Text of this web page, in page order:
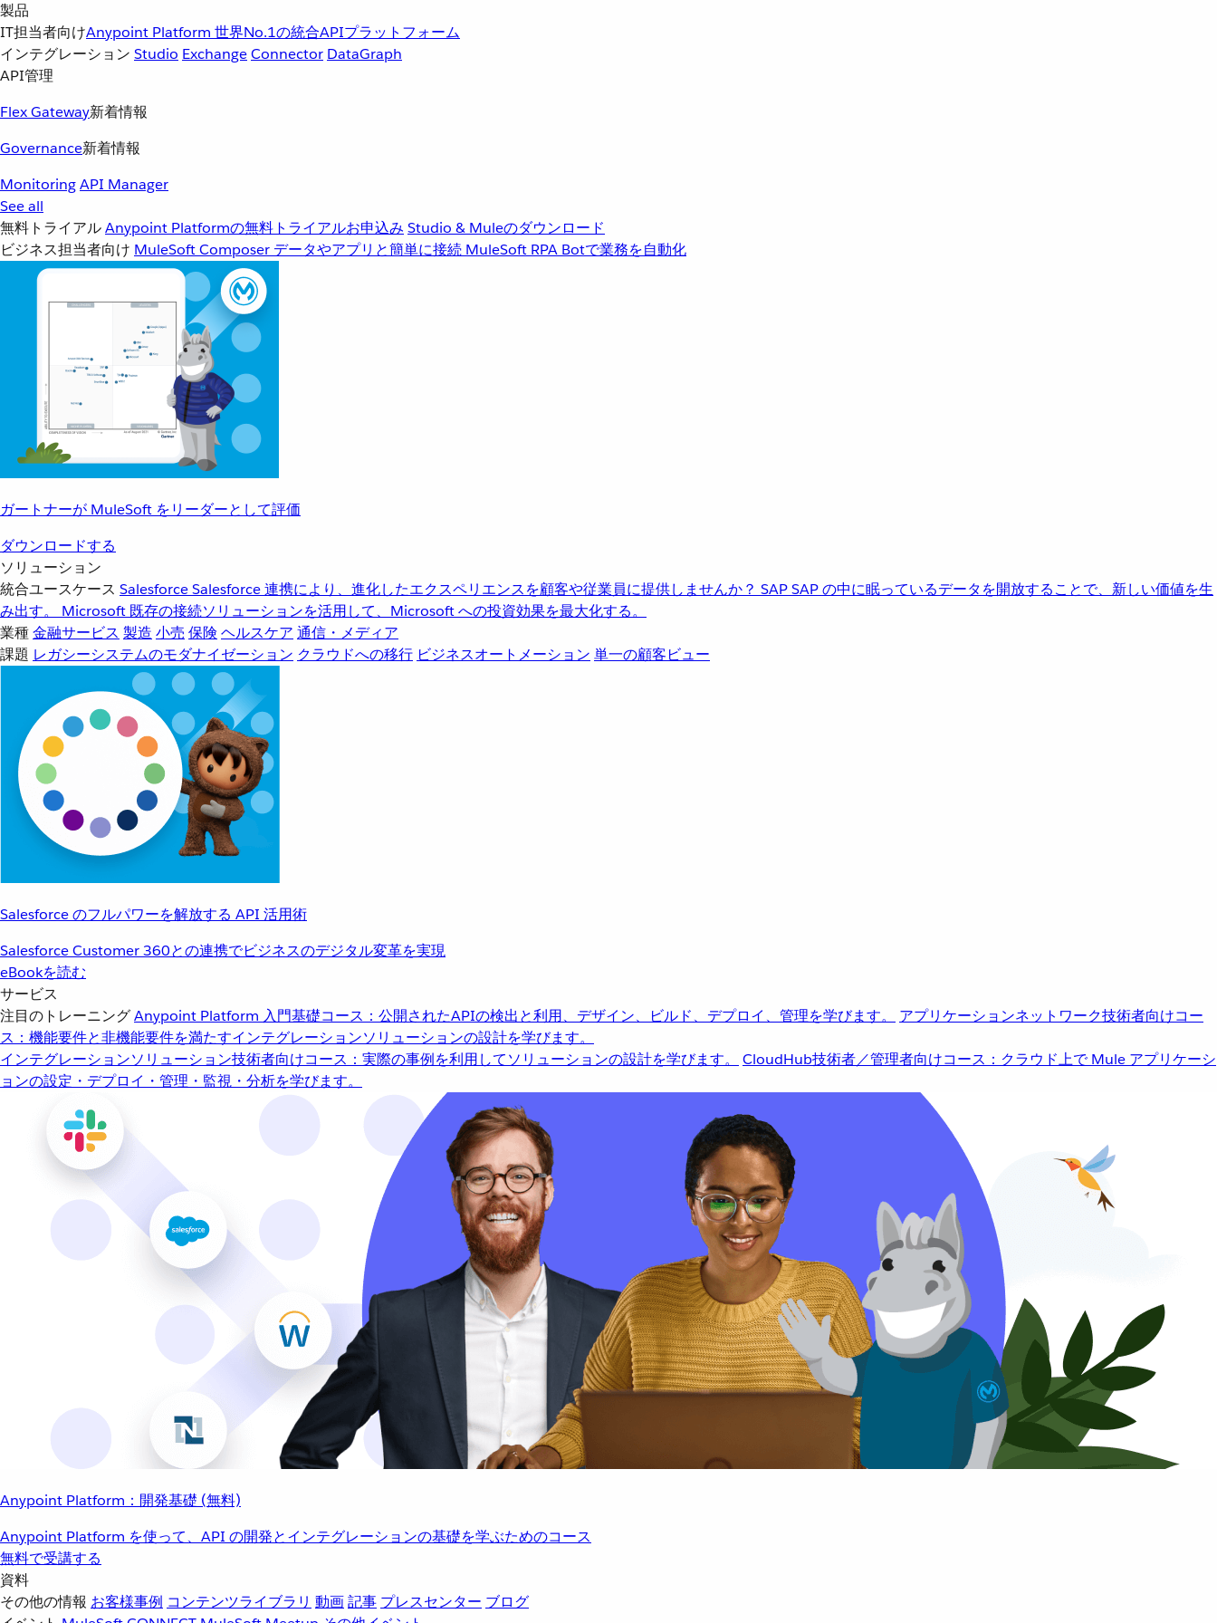
製品
IT担当者向けAnypoint Platform 世界No.1の統合APIプラットフォーム
インテグレーション Studio ExchangeConnector DataGraph
API管理
Flex Gateway新着情報
Governance新着情報
MonitoringAPI Manager
See all
無料トライアルAnypoint Platformの無料トライアルお申込み Studio & Muleのダウンロード
ビジネス担当者向け MuleSoft Composer データやアプリと簡単に接続 MuleSoft RPA Botで業務を自動化
ガートナーが MuleSoft をリーダーとして評価
ダウンロードする
ソリューション
統合ユースケース SalesforceSalesforce 連携により、進化したエクスペリエンスを顧客や従業員に提供しませんか？ SAPSAP の中に眠っているデータを開放することで、新しい価値を生
み出す。
Microsoft 既存の接続ソリューションを活用して、Microsoft への投資効果を最大化する。
業種金融サービス 製造 小売 保険 ヘルスケア 通信・メディア
課題 レガシーシステムのモダナイゼーション クラウドへの移行 ビジネスオートメーション 単一の顧客ビュー
Salesforce のフルパワーを解放する API 活用術
Salesforce Customer 360との連携でビジネスのデジタル変革を実現
eBookを読む
サービス
注目のトレーニングAnypoint Platform 入門基礎コース：公開されたAPIの検出と利用、デザイン、ビルド、デプロイ、管理を学びます。 アプリケーションネットワーク技術者向けコー
ス：機能要件と非機能要件を満たすインテグレーションソリューションの設計を学びます。
インテグレーションソリューション技術者向けコース：実際の事例を利用してソリューションの設計を学びます。 CloudHub技術者／管理者向けコース：クラウド上で Mule アプリケーシ
ョンの設定・デプロイ・管理・監視・分析を学びます。
Anypoint Platform：開発基礎 (無料)
Anypoint Platform を使って、API の開発とインテグレーションの基礎を学ぶためのコース
無料で受講する
資料
その他の情報 お客様事例 コンテンツライブラリ 動画記事 プレスセンター ブログ